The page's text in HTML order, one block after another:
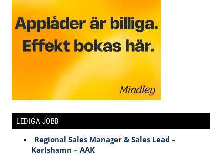
LEDIGA JOBB
Regional Sales Manager & Sales Lead –
Karlshamn – AAK